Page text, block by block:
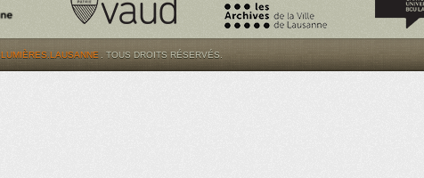
LUMIÈRES.LAUSANNE . TOUS DROITS RÉSERVÉS.